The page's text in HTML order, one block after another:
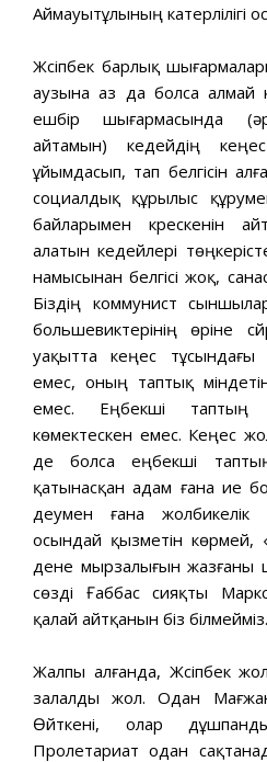
Аймауытұлының катерлілігі
Жүсіпбек барлық
аузына аз да болса алмай
ешбір шығармасында
айтамын) кедейдің кеңес
ұйымдасып, тап белгісін
социалдық құрылыс
байларымен күрескенін
алатын кедейлері
намысынан белгісі жоқ,
Біздің коммунист
большевиктерінің өріне
уақытта кеңес тұсындағы
емес, оның таптық
емес. Еңбекші таптың
көмектескен емес. Кеңес
де болса еңбекші
қатынасқан адам ғана ие
деумен ғана жолбикелік
осындай қызметін көрмей,
дене мырзалығын жазғаны
сөзді Ғаббас сияқты
қалай айтқанын біз білмейміз.
Жалпы алғанда, Жүсіпбек
залалды жол. Одан
Өйткені, олар
Пролетариат одан